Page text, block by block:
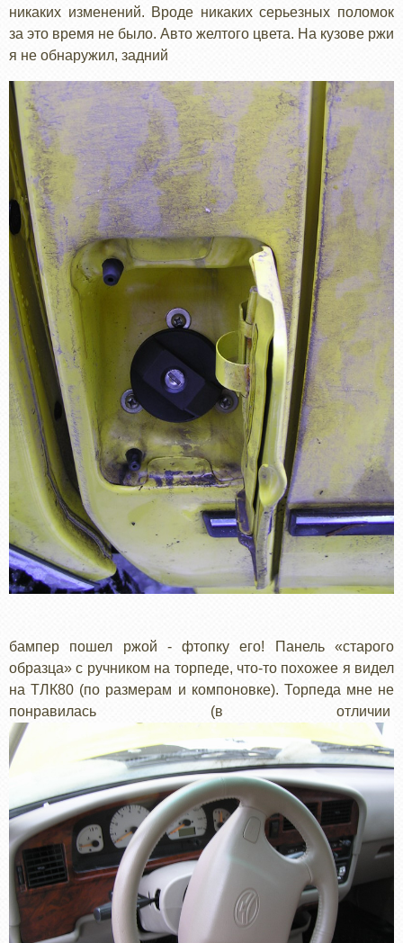
никаких изменений. Вроде никаких серьезных поломок
за это время не было. Авто желтого цвета. На кузове ржи
я не обнаружил, задний
бампер пошел ржой - фтопку его! Панель «старого
образца» с ручником на торпеде, что-то похожее я видел
на ТЛК80 (по размерам и компоновке). Торпеда мне не
понравилась (в отличии